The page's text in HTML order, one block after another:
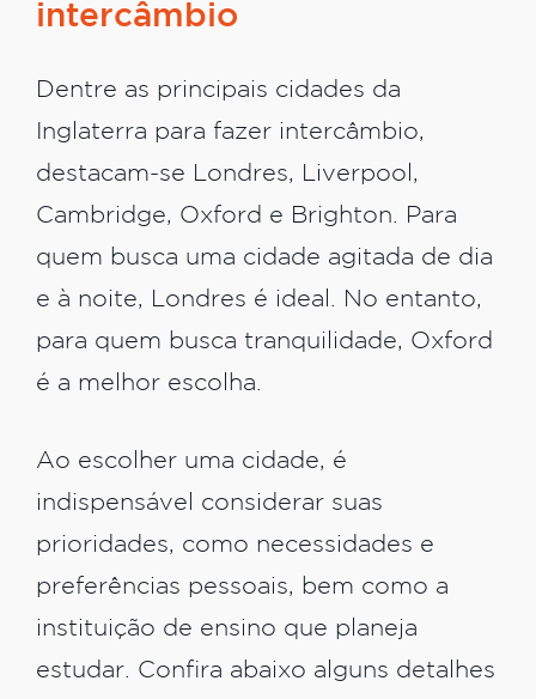
intercâmbio
Dentre as principais cidades da
Inglaterra para fazer intercâmbio,
destacam-se Londres, Liverpool,
Cambridge, Oxford e Brighton. Para
quem busca uma cidade agitada de dia
e à noite, Londres é ideal. No entanto,
para quem busca tranquilidade, Oxford
é a melhor escolha.
Ao escolher uma cidade, é
indispensável considerar suas
prioridades, como necessidades e
preferências pessoais, bem como a
instituição de ensino que planeja
estudar. Confira abaixo alguns detalhes